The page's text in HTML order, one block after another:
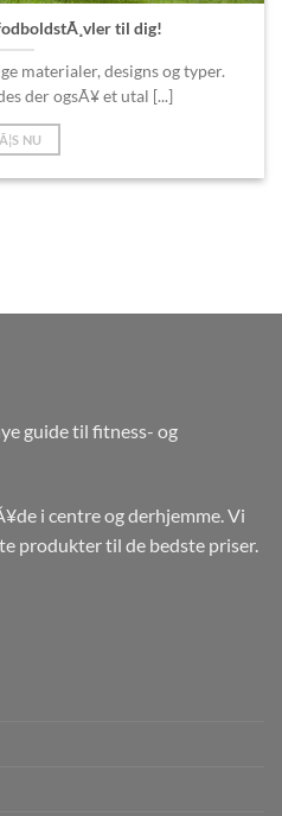
til dig!
materialer, designs og typer.
der ogsÃ¥ et utal [...]
NU
guide til fitness- og
i centre og derhjemme. Vi
produkter til de bedste priser.